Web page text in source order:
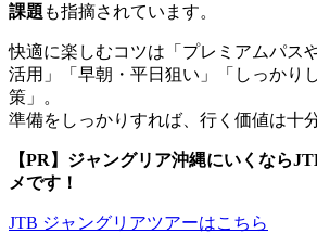
課題 も指摘されています。
快適に楽しむコツは「プレミアムパス
活用」「早朝・平日狙い」「しっかり
策」。
準備をしっかりすれば、行く価値は十
【PR】 ジャングリア沖縄にいくなら
メです！
JTB ジャングリアツアーはこちら